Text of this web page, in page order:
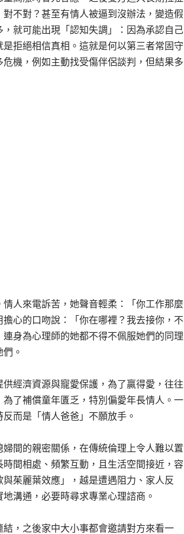
不對？甚至有情人被逼到沒辦法，變造假
就可能出現「認知失調」：因為承認自己
拒絕相信真相。這就是何以第三者常固守
機，例如主動找受傷伴侶談判，但結果多
人來電訴苦，她聲音輕柔：「你工作那麼
心的口吻說：「你在哪裡？我去接你，不
身為心理師的她都不得不佩服她們的同理
。
經濟資源與寵愛保護，為了贏得愛，往往
了補償童年匱乏，特別偏愛年長情人。一
而是「情人爸爸」不願放手。
間的親密關係，在傳統倫理上令人難以置
間相處、頻繁互動，且生活空間接近，容
茱麗葉效應」，越是遭遇阻力、家人反
溝通，必要時尋求專業心理諮商。
，之後家中大小事都會邀請對方來看一